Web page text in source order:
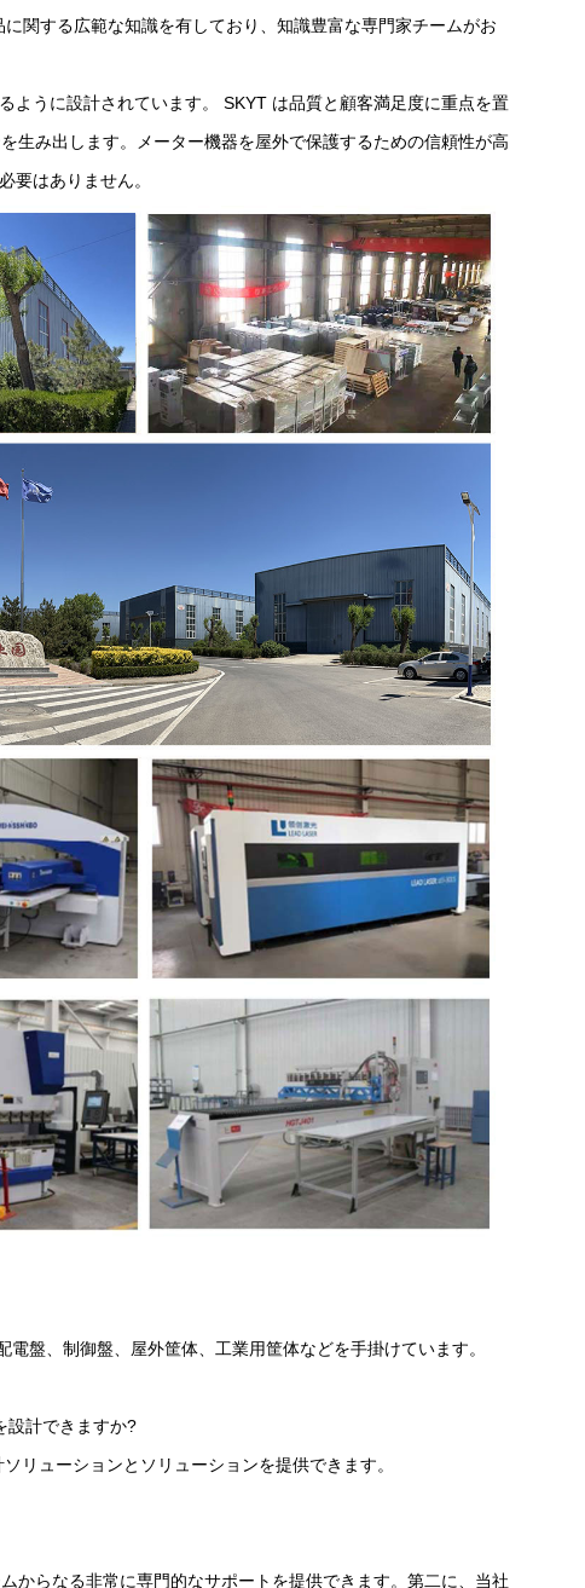
関する広範な知識を有しており、知識豊富な専門家チームがお
ように設計されています。 SKYT は品質と顧客満足度に重点を置
生み出します。メーター機器を屋外で保護するための信頼性が高
要はありません。
盤、制御盤、屋外筐体、工業用筐体などを手掛けています。
設計できますか?
リューションとソリューションを提供できます。
からなる非常に専門的なサポートを提供できます。第二に、当社